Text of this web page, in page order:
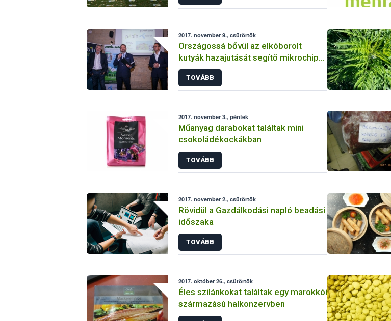
2017. november 9., csütörtök
Országossá bővül az elkóborolt
kutyák hazajutását segítő mikrochip-
leolvasó hálózat
TOVÁBB
2017. november 3., péntek
Műanyag darabokat találtak mini
csokoládékockákban
TOVÁBB
2017. november 2., csütörtök
Rövidül a Gazdálkodási napló beadási
időszaka
TOVÁBB
2017. október 26., csütörtök
Éles szilánkokat találtak egy marokkói
származású halkonzervben